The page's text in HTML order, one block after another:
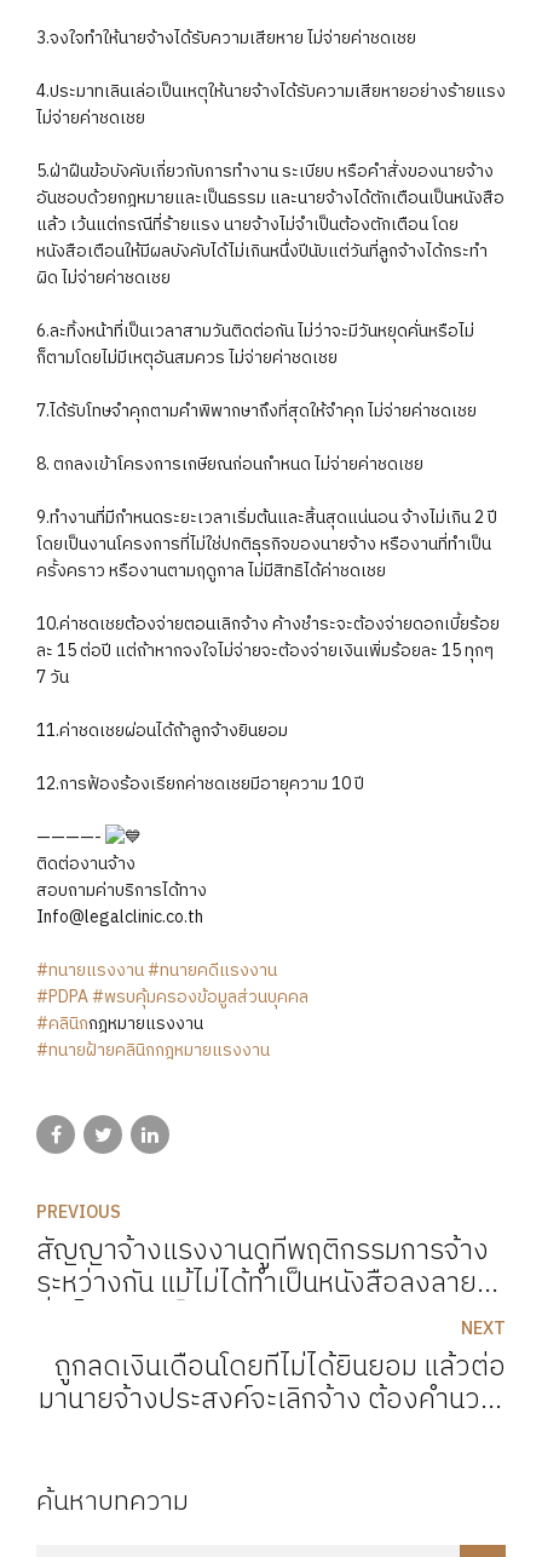
3.จงใจทำให้นายจ้างได้รับความเสียหาย ไม่จ่ายค่าชดเชย
4.ประมาทเลินเล่อเป็นเหตุให้นายจ้างได้รับความเสียหายอย่างร้ายแรง
ไม่จ่ายค่าชดเชย
5.ฝ่าฝืนข้อบังคับเกี่ยวกับการทำงาน ระเบียบ หรือคำสั่งของนายจ้าง
อันชอบด้วยกฎหมายและเป็นธรรม และนายจ้างได้ตักเตือนเป็นหนังสือ
แล้ว เว้นแต่กรณีที่ร้ายแรง นายจ้างไม่จำเป็นต้องตักเตือน โดย
หนังสือเตือนให้มีผลบังคับได้ไม่เกินหนึ่งปีนับแต่วันที่ลูกจ้างได้กระทำ
ผิด ไม่จ่ายค่าชดเชย
6.ละทิ้งหน้าที่เป็นเวลาสามวันติดต่อกัน ไม่ว่าจะมีวันหยุดคั่นหรือไม่
ก็ตามโดยไม่มีเหตุอันสมควร ไม่จ่ายค่าชดเชย
7.ได้รับโทษจำคุกตามคำพิพากษาถึงที่สุดให้จำคุก ไม่จ่ายค่าชดเชย
8. ตกลงเข้าโครงการเกษียณก่อนกำหนด ไม่จ่ายค่าชดเชย
9.ทำงานที่มีกำหนดระยะเวลาเริ่มต้นและสิ้นสุดแน่นอน จ้างไม่เกิน 2 ปี
โดยเป็นงานโครงการที่ไม่ใช่ปกติธุรกิจของนายจ้าง หรืองานที่ทำเป็น
ครั้งคราว หรืองานตามฤดูกาล ไม่มีสิทธิได้ค่าชดเชย
10.ค่าชดเชยต้องจ่ายตอนเลิกจ้าง ค้างชำระจะต้องจ่ายดอกเบี้ยร้อย
ละ 15 ต่อปี แต่ถ้าหากจงใจไม่จ่ายจะต้องจ่ายเงินเพิ่มร้อยละ 15 ทุกๆ
7 วัน
11.ค่าชดเชยผ่อนได้ถ้าลูกจ้างยินยอม
12.การฟ้องร้องเรียกค่าชดเชยมีอายุความ 10 ปี
————-
ติดต่องานจ้าง
สอบถามค่าบริการได้ทาง
Info@legalclinic.co.th
#ทนายแรงงาน#ทนายคดีแรงงาน
#PDPA#พรบคุ้มครองข้อมูลส่วนบุคคล
#คลินิก​กฎหมาย​แรงงาน
#ทนายฝ้ายคลินิกกฎหมายแรงงาน
PREVIOUS
สัญญาจ้างแรงงานดูที่พฤติกรรมการจ้าง
ระหว่างกัน แม้ไม่ได้ทำเป็นหนังสือลงลายมือ
ชื่อก็อาจถือเป็นการจ้างตามกฎหมาย NEXT
ถูกลดเงินเดือนโดยที่ไม่ได้ยินยอม แล้วต่อ
มานายจ้างประสงค์จะเลิกจ้าง ต้องคำนวณ
ค้นหาบทความ